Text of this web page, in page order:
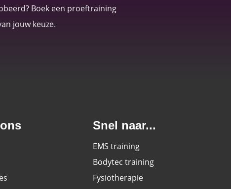
Boek een proeftraining
jouw keuze.
Snel naar...
EMS training
Bodytec training
Fysiotherapie